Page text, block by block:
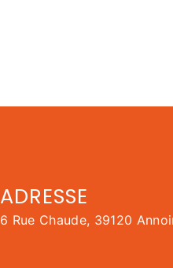
ADRESSE
6 Rue Chaude, 39120